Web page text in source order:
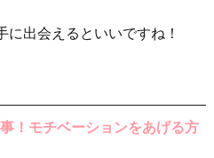
出会えるといいですね！
！モチベーションをあげる方